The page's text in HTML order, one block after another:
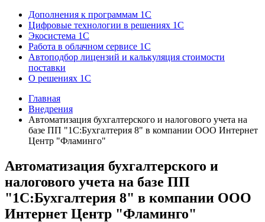
Дополнения к программам 1С
Цифровые технологии в решениях 1С
Экосистема 1С
Работа в облачном сервисе 1С
Автоподбор лицензий и калькуляция стоимости
поставки
О решениях 1С
Главная
Внедрения
Автоматизация бухгалтерского и налогового учета на
базе ПП "1С:Бухгалтерия 8" в компании ООО Интернет
Центр "Фламинго"
Автоматизация бухгалтерского и
налогового учета на базе ПП
"1С:Бухгалтерия 8" в компании ООО
Интернет Центр "Фламинго"